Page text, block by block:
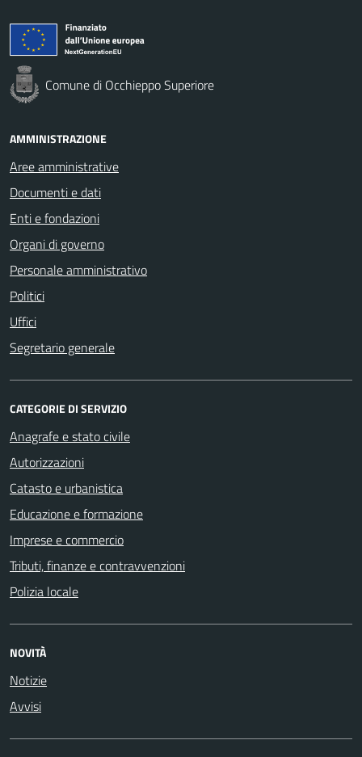
Comune di Occhieppo Superiore
AMMINISTRAZIONE
Aree amministrative
Documenti e dati
Enti e fondazioni
Organi di governo
Personale amministrativo
Politici
Uffici
Segretario generale
CATEGORIE DI SERVIZIO
Anagrafe e stato civile
Autorizzazioni
Catasto e urbanistica
Educazione e formazione
Imprese e commercio
Tributi, finanze e contravvenzioni
Polizia locale
NOVITÀ
Notizie
Avvisi